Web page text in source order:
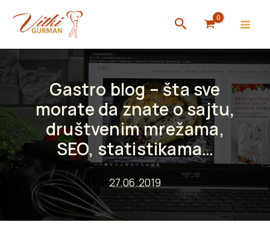
content
Search
Gastro blog – šta sve
morate da znate o sajtu,
društvenim mrežama,
SEO, statistikama…
27.06.2019